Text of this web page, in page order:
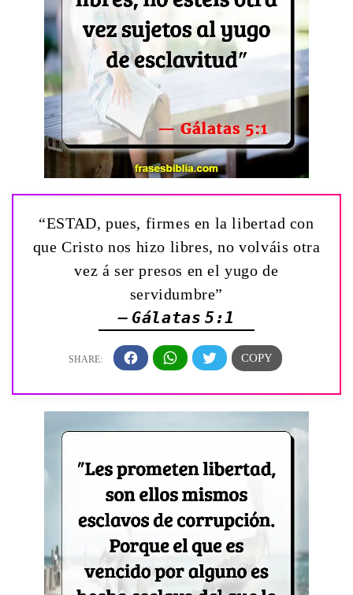
“ESTAD, pues, firmes en la libertad con
que Cristo nos hizo libres, no volváis otra
vez á ser presos en el yugo de
servidumbre”
— Gálatas 5:1